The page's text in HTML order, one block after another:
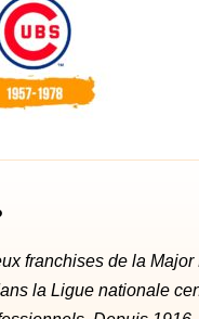
franchises de la
la Ligue nationale